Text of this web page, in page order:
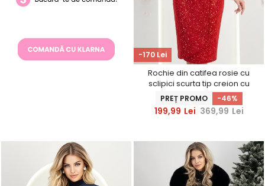
-170 Lei
Rochie din catifea rosie cu
sclipici scurta tip creion cu
decolteu petrecut -
StarShinerS
PREȚ PROMO -46%
199,99 Lei 369,99 Lei